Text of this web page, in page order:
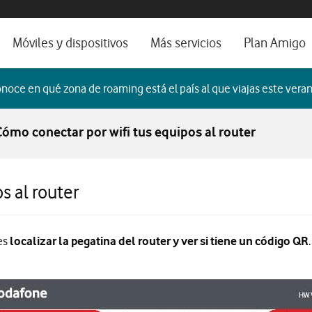
ayuda e idioma
5G
TV
Móviles y dispositivos
Imagen y Sonido
Ver todos
Más servicios
Alianza Vodafone e Iberdrola
Servicios avanzados
Plan Amigo
en qué zona de roaming está el país al que viajas este
conectar por wifi tus equipos al router
al router
localizar la pegatina del router y ver si tiene un código QR.